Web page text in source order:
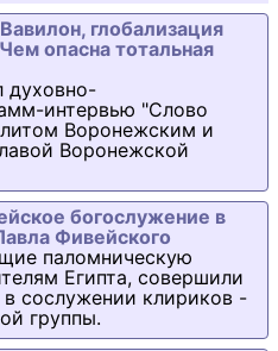
глобализация
опасна тотальная
духовно-
интервью "Слово
Воронежским и
Воронежской
богослужение в
Фивейского
паломническую
Египта, совершили
сослужении клириков -
группы.